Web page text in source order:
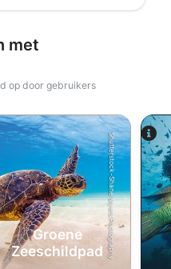
met
op door gebruikers
Shutterstock-Shane Myers Photography
Groene
Zeeschildpad